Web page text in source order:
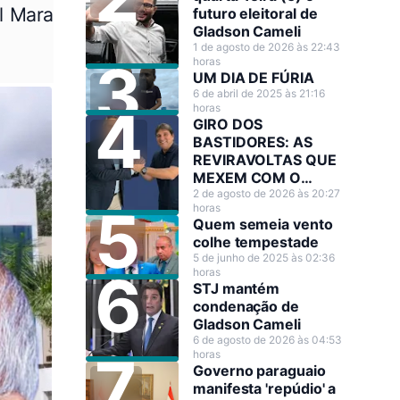
Mara
futuro eleitoral de
Gladson Cameli
1 de agosto de 2026 às 22:43
horas
UM DIA DE FÚRIA
6 de abril de 2025 às 21:16
horas
GIRO DOS
BASTIDORES: AS
REVIRAVOLTAS QUE
MEXEM COM O
CENÁRIO POLÍTICO
2 de agosto de 2026 às 20:27
horas
Quem semeia vento
colhe tempestade
5 de junho de 2025 às 02:36
horas
STJ mantém
condenação de
Gladson Cameli
6 de agosto de 2026 às 04:53
horas
Governo paraguaio
manifesta 'repúdio' a